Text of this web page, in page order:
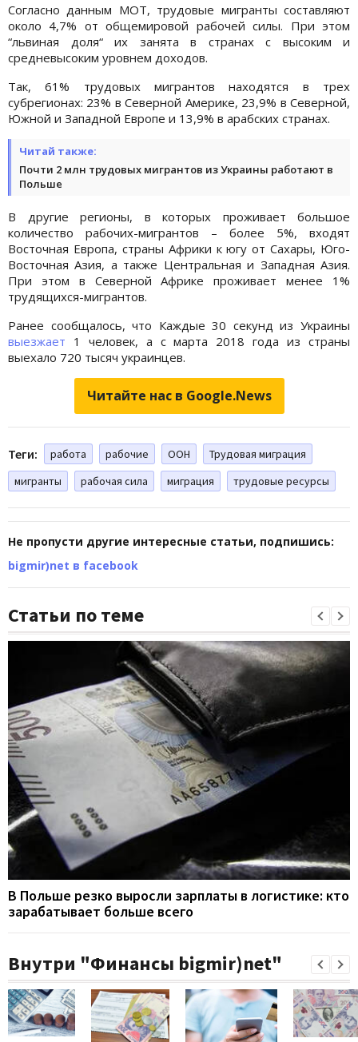
Согласно данным МОТ, трудовые мигранты составляют
около 4,7% от общемировой рабочей силы. При этом
“львиная доля“ их занята в странах с высоким и
средневысоким уровнем доходов.
Так, 61% трудовых мигрантов находятся в трех
субрегионах: 23% в Северной Америке, 23,9% в Северной,
Южной и Западной Европе и 13,9% в арабских странах.
Читай также:
Почти 2 млн трудовых мигрантов из Украины работают в
Польше
В другие регионы, в которых проживает большое
количество рабочих-мигрантов – более 5%, входят
Восточная Европа, страны Африки к югу от Сахары, Юго-
Восточная Азия, а также Центральная и Западная Азия.
При этом в Северной Африке проживает менее 1%
трудящихся-мигрантов.
Ранее сообщалось, что Каждые 30 секунд из Украины
выезжает 1 человек, а с марта 2018 года из страны
выехало 720 тысяч украинцев.
Читайте нас в Google.News
Теги: работа рабочие ООН
Трудовая миграция
мигранты
рабочая сила миграция трудовые ресурсы
Не пропусти другие интересные статьи, подпишись:
bigmir)net в facebook
Статьи по теме
В Польше резко выросли зарплаты в логистике: кто
зарабатывает больше всего
Внутри "Финансы bigmir)net"